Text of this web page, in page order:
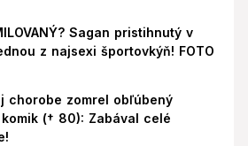
Sagan pristihnutý v
z najsexi športovkýň! FOTO
chorobe zomrel obľúbený
(† 80): Zabával celé